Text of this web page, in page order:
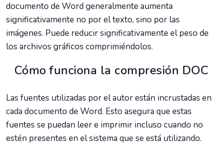
documento de Word generalmente aumenta
significativamente no por el texto, sino por las
imágenes. Puede reducir significativamente el peso de
los archivos gráficos comprimiéndolos.
Cómo funciona la compresión DOC
Las fuentes utilizadas por el autor están incrustadas en
cada documento de Word. Esto asegura que estas
fuentes se puedan leer e imprimir incluso cuando no
estén presentes en el sistema que se está utilizando.